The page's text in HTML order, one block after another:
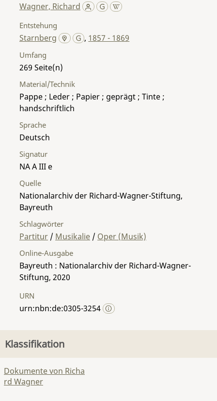
Wagner, Richard
Entstehung
Starnberg , 1857 - 1869
Umfang
269
Material/Technik
Pappe ; Leder ; Papier ; geprägt ; Tinte ;
handschriftlich
Sprache
Deutsch
Signatur
NA A III e
Quelle
Nationalarchiv der Richard-Wagner-Stiftung,
Bayreuth
Schlagwörter
Partitur / Musikalie / Oper (Musik)
Online-Ausgabe
Bayreuth : Nationalarchiv der Richard-Wagner-
Stiftung, 2020
URN
urn:nbn:de:0305-3254
Klassifikation
Dokumente von Richa
rd Wagner